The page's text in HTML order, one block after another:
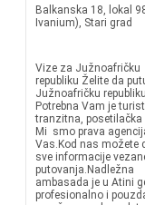
Balkanska 18, lokal
Ivanium), Stari grad
Vize za Južnoafričku
republiku Želite da
Južnoafričku
Potrebna Vam je
tranzitna, posetilačka
Mi smo prava
Vas.Kod nas možete
sve informacije
putovanja.Nadležna
ambasada je u Atini
profesionalno i